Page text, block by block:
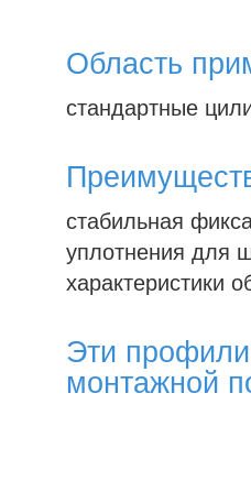
Область
стандартные
стабильная
уплотнения для
характеристики
Эти
монтажной